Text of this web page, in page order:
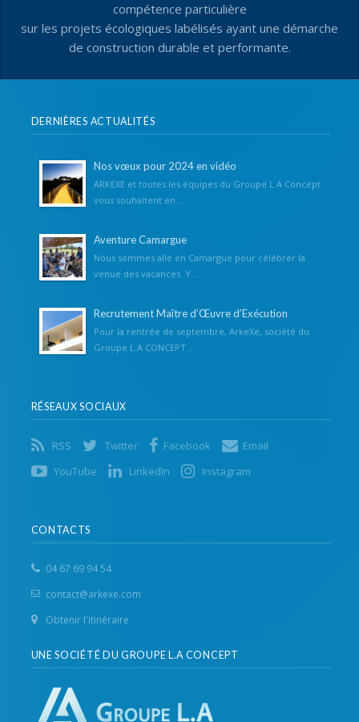
compétence particulière
sur les projets écologiques labélisés ayant une démarche
de construction durable et performante.
DERNIÈRES ACTUALITÉS
Nos vœux pour 2024 en vidéo
ARKEXE et toutes les équipes du Groupe L.A Concept
vous souhaitent en...
Aventure Camargue
Nous sommes allé en Camargue pour célébrer la
venue des vacances. Y...
Recrutement Maître d’Œuvre d’Exécution
Pour la rentrée de septembre, ArkeXe, société du
Groupe L.A CONCEPT...
RÉSEAUX SOCIAUX
RSS Twitter Facebook
Email
YouTube
LinkedIn Instagram
CONTACTS
04 67 69 94 54
contact@arkexe.com
Obtenir l'itinéraire
UNE SOCIÉTÉ DU GROUPE L.A CONCEPT